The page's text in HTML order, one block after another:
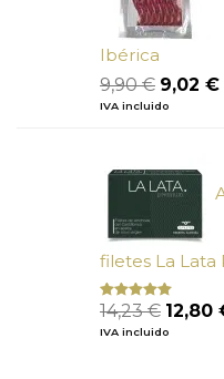
Ibérica
9,90€ El
precio
9,90 €.
9,02 €
IVA incluido
filetes La Lata
Valorado
con
de 5
14,23€ El
precio
12,80
IVA incluido